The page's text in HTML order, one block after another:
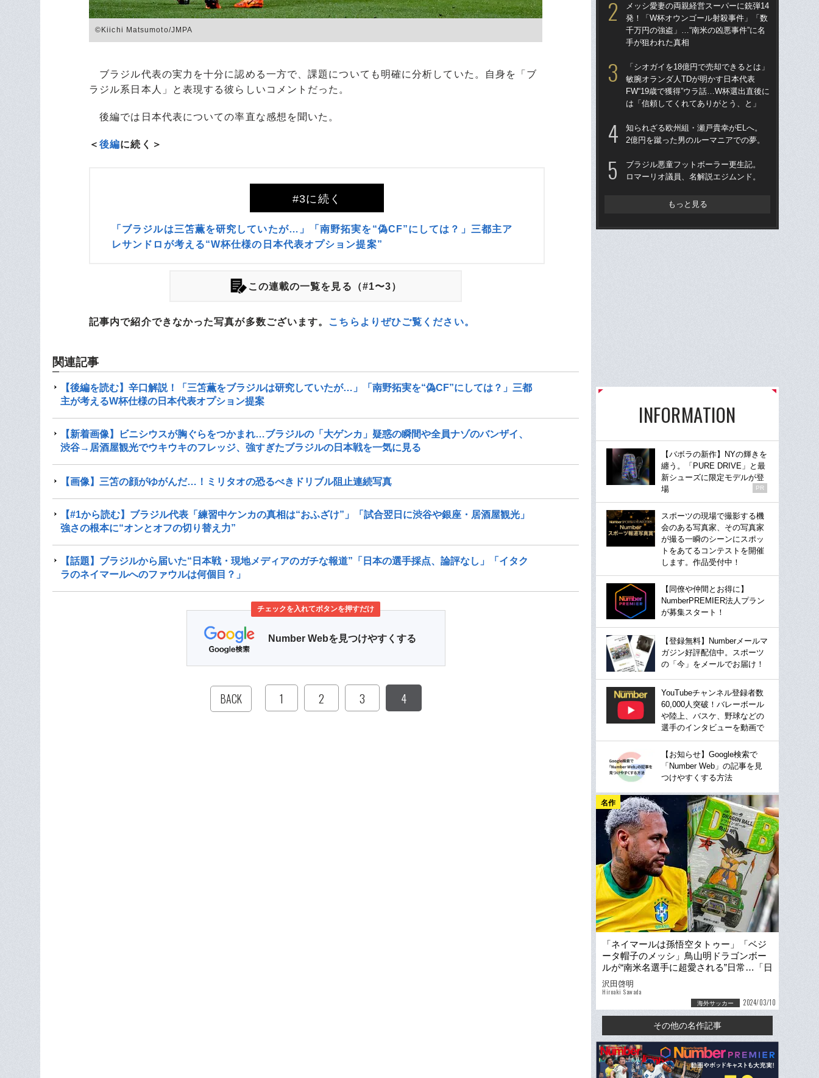
©Kiichi Matsumoto/JMPA
ブラジル代表の実力を十分に認める一方で、課題についても明確に分析していた。自身を「ブ
ラジル系日本人」と表現する彼らしいコメントだった。
後編では日本代表についての率直な感想を聞いた。
＜後編に続く＞
#3に続く
「ブラジルは三笘薫を研究していたが…」「南野拓実を“偽CF”にしては？」三都主ア
レサンドロが考える“W杯仕様の日本代表オプション提案”
この連載の一覧を見る（#1〜3）
記事内で紹介できなかった写真が多数ございます。 こちらよりぜひご覧ください。
関連記事
【後編を読む】辛口解説！「三笘薫をブラジルは研究していたが…」「南野拓実を“偽CF”にしては？」三都
主が考えるW杯仕様の日本代表オプション提案
【新着画像】ビニシウスが胸ぐらをつかまれ…ブラジルの「大ゲンカ」疑惑の瞬間や全員ナゾのバンザイ、
渋谷→居酒屋観光でウキウキのフレッジ、強すぎたブラジルの日本戦を一気に見る
【画像】三笘の顔がゆがんだ…！ミリタオの恐るべきドリブル阻止連続写真
【#1から読む】ブラジル代表「練習中ケンカの真相は“おふざけ”」「試合翌日に渋谷や銀座・居酒屋観光」
強さの根本に“オンとオフの切り替え力”
【話題】ブラジルから届いた“日本戦・現地メディアのガチな報道”「日本の選手採点、論評なし」「イタク
ラのネイマールへのファウルは何個目？」
チェックを入れてボタンを押すだけ
Number Webを見つけやすくする
BACK 1 2 3 4
メッシ愛妻の両親経営スーパーに銃弾14
発！「W杯オウンゴール射殺事件」「数
千万円の強盗」…“南米の凶悪事件”に名
手が狙われた真相
「シオガイを18億円で売却できるとは」
敏腕オランダ人TDが明かす日本代表
FW“19歳で獲得”ウラ話…W杯選出直後に
は「信頼してくれてありがとう、と」
知られざる欧州組・瀬戸貴幸がELへ。
2億円を蹴った男のルーマニアでの夢。
ブラジル悪童フットボーラー更生記。
ロマーリオ議員、名解説エジムンド。
もっと見る
INFORMATION
【バボラの新作】NYの輝きを
纏う。「PURE DRIVE」と最
新シューズに限定モデルが登
場
PR
スポーツの現場で撮影する機
会のある写真家、その写真家
が撮る一瞬のシーンにスポッ
トをあてるコンテストを開催
します。作品受付中！
【同僚や仲間とお得に】
NumberPREMIER法人プラン
が募集スタート！
【登録無料】Numberメールマ
ガジン好評配信中。スポーツ
の「今」をメールでお届け！
YouTubeチャンネル登録者数
60,000人突破！バレーボール
や陸上、バスケ、野球などの
選手のインタビューを動画で
【お知らせ】Google検索で
「Number Web」の記事を見
つけやすくする方法
名作
「ネイマールは孫悟空タトゥー」「ベジ
ータ帽子のメッシ」鳥山明ドラゴンボー
ルが“南米名選手に超愛される”日常…「日
本語版も買ったよ」
沢田啓明
Hiroaki Sawada
海外サッカー 2024/03/10
その他の名作記事